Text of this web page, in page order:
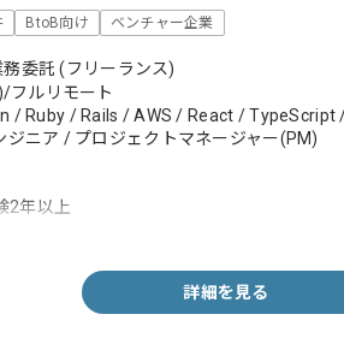
BtoB向け ベンチャー企業
務委託(フリーランス)
フルリモート
/ Ruby / Rails / AWS / React / TypeScript
ジニア / プロジェクトマネージャー(PM)
2年以上
詳細を見る